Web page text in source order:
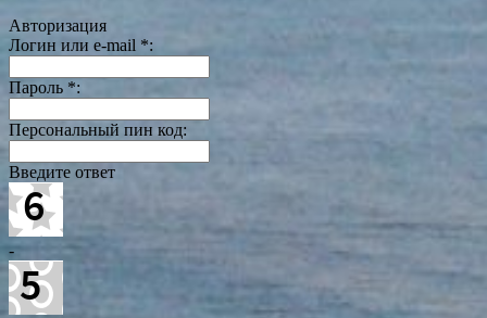
Авторизация
Логин или e-mail *:
Пароль *:
Персональный пин код:
Введите ответ
-